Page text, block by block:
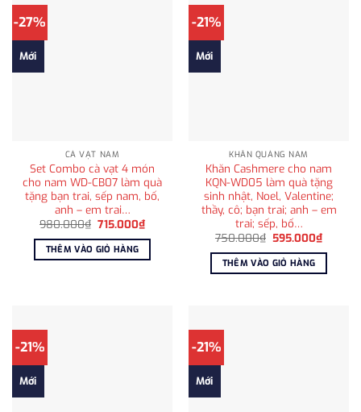
-27%
Mới
CÀ VẠT NAM
Set Combo cà vạt 4 món
cho nam WD-CB07 làm quà
tặng bạn trai, sếp nam, bố,
anh – em trai…
980.000₫ Giá
là:
980.000₫.
715.000₫Giá
hiện
tại
715.000₫.
THÊM VÀO GIỎ HÀNG
-21%
Mới
KHĂN QUÀNG NAM
Khăn Cashmere cho nam
KQN-WD05 làm quà tặng
sinh nhật, Noel, Valentine;
thầy, cô; bạn trai; anh – em
trai; sếp, bố…
750.000₫ Giá
là:
750.000₫.
595.000₫Giá
hiện
tại
THÊM VÀO GIỎ HÀNG
-21%
Mới
-21%
Mới